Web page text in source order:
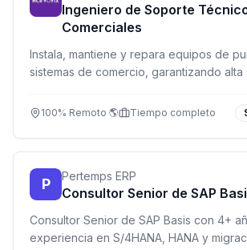
Ingeniero de Soporte
Comerciales
Instala, mantiene y repara equipos de
sistemas de comercio, garantizando
100% Remoto 🌎 Tiempo completo
P Pertemps ERP
Consultor Senior de SAP
Consultor Senior de SAP Basis con 4+
experiencia en S/4HANA, HANA y